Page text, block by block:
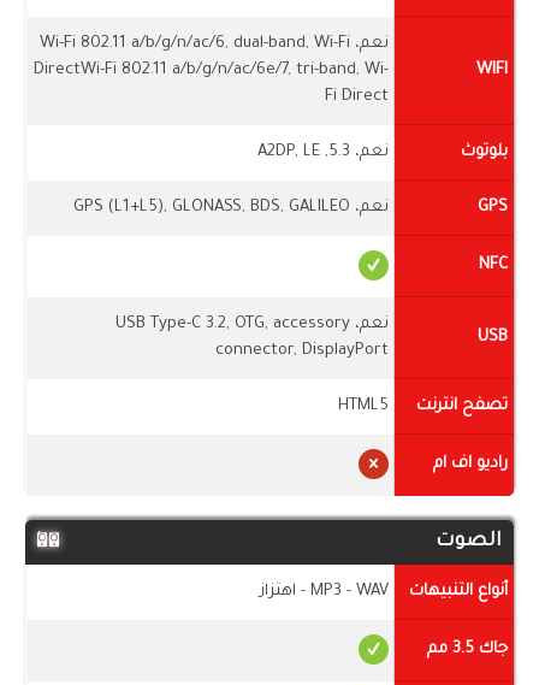
WIFI
نعم، Wi-Fi 802.11 a/b/g/n/ac/6, dual-band, Wi-Fi
DirectWi-Fi 802.11 a/b/g/n/ac/6e/7, tri-band, Wi-
Fi Direct
بلوتوث نعم، 5.3, A2DP, LE
GPS نعم، GPS (L1+L5), GLONASS, BDS, GALILEO
NFC
USB
نعم، USB Type-C 3.2, OTG, accessory
connector, DisplayPort
تصفح انترنت HTML5
راديو اف ام
الصوت
أنواع التنبيهات MP3 - WAV - اهتزاز
جاك 3.5 مم